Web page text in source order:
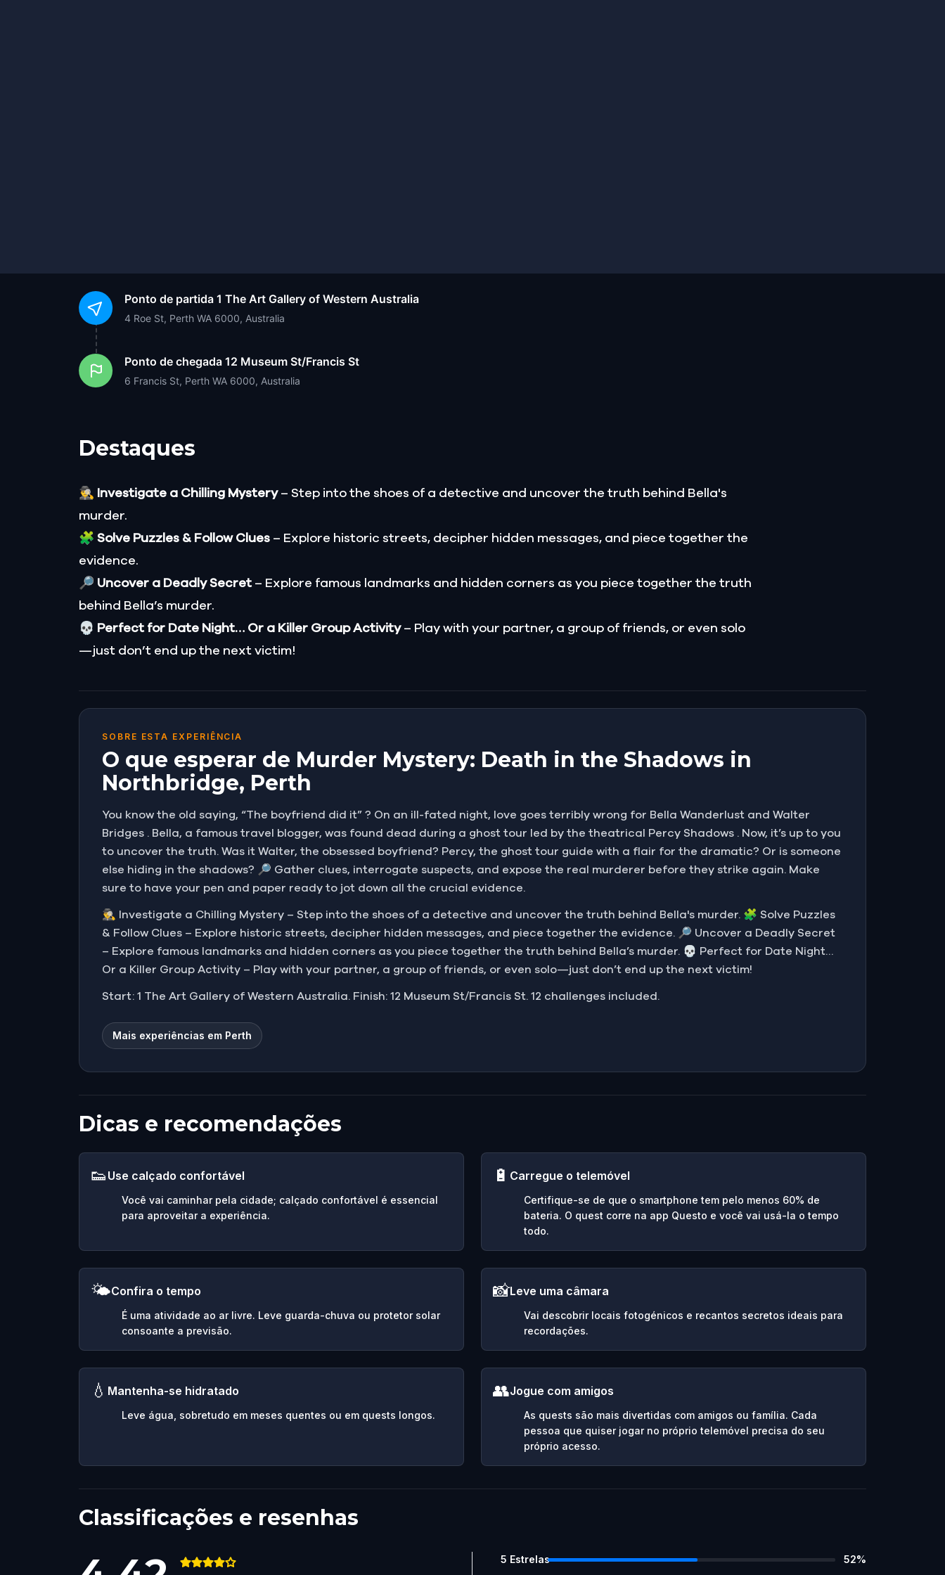
Ponto de partida 1 The Art Gallery of Western Australia
4 Roe St, Perth WA 6000, Australia
Ponto de chegada 12 Museum St/Francis St
6 Francis St, Perth WA 6000, Australia
Destaques
🕵️‍♂️ Investigate a Chilling Mystery– Step into the shoes of a detective and uncover the truth behind Bella's
murder.
🧩 Solve Puzzles & Follow Clues – Explore historic streets, decipher hidden messages, and piece together the
evidence.
🔎 Uncover a Deadly Secret– Explore famous landmarks and hidden corners as you piece together the truth
behind Bella’s murder.
💀 Perfect for Date Night… Or a Killer Group Activity– Play with your partner, a group of friends, or even solo
—just don’t end up the next victim!
SOBRE ESTA EXPERIÊNCIA
O que esperar de Murder Mystery: Death in the Shadows in
Northbridge, Perth
You know the old saying, “The boyfriend did it” ? On an ill-fated night, love goes terribly wrong for Bella Wanderlust and Walter
Bridges . Bella, a famous travel blogger, was found dead during a ghost tour led by the theatrical Percy Shadows . Now, it’s up to you
to uncover the truth. Was it Walter, the obsessed boyfriend? Percy, the ghost tour guide with a flair for the dramatic? Or is someone
else hiding in the shadows? 🔎 Gather clues, interrogate suspects, and expose the real murderer before they strike again. Make
sure to have your pen and paper ready to jot down all the crucial evidence.
🕵️‍♂️ Investigate a Chilling Mystery – Step into the shoes of a detective and uncover the truth behind Bella's murder. 🧩 Solve Puzzles
& Follow Clues – Explore historic streets, decipher hidden messages, and piece together the evidence. 🔎 Uncover a Deadly Secret
– Explore famous landmarks and hidden corners as you piece together the truth behind Bella’s murder. 💀 Perfect for Date Night…
Or a Killer Group Activity – Play with your partner, a group of friends, or even solo—just don’t end up the next victim!
Start: 1 The Art Gallery of Western Australia. Finish: 12 Museum St/Francis St. 12 challenges included.
Mais experiências em Perth
Dicas e recomendações
👟 Use calçado confortável
Você vai caminhar pela cidade; calçado confortável é essencial
para aproveitar a experiência.
🔋 Carregue o telemóvel
Certifique-se de que o smartphone tem pelo menos 60% de
bateria. O quest corre na app Questo e você vai usá-la o tempo
todo.
🌤️Confira o tempo
É uma atividade ao ar livre. Leve guarda-chuva ou protetor solar
consoante a previsão.
📸Leve uma câmara
Vai descobrir locais fotogénicos e recantos secretos ideais para
recordações.
💧 Mantenha-se hidratado
Leve água, sobretudo em meses quentes ou em quests longos.
👥Jogue com amigos
As quests são mais divertidas com amigos ou família. Cada
pessoa que quiser jogar no próprio telemóvel precisa do seu
próprio acesso.
Classificações e resenhas
5 Estrelas 52%